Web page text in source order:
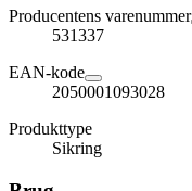
Producentens varenummer
531337
EAN-kode
2050001093028
Produkttype
Sikring